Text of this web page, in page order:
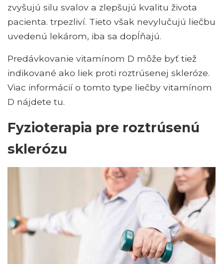
zvyšujú silu svalov a zlepšujú kvalitu života
pacienta. trpezliví. Tieto však nevylučujú liečbu
uvedenú lekárom, iba sa dopĺňajú.
Predávkovanie vitamínom D môže byť tiež
indikované ako liek proti roztrúsenej skleróze.
Viac informácií o tomto type liečby vitamínom
D nájdete tu.
Fyzioterapia pre roztrúsenú
sklerózu